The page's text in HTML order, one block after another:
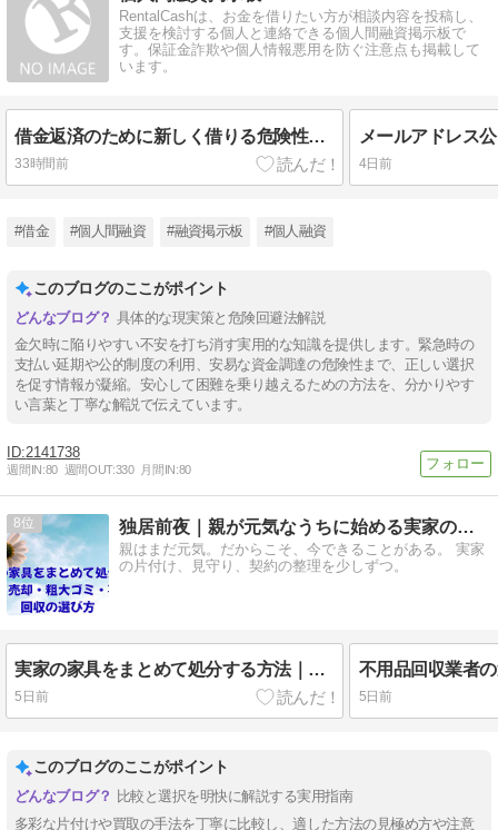
RentalCashは、お金を借りたい方が相談内容を投稿し、
支援を検討する個人と連絡できる個人間融資掲示板で
す。保証金詐欺や個人情報悪用を防ぐ注意点も掲載して
います。
借金返済のために新しく借りる危険性｜多重債務に陥らないために知っておきたいこと
33時間前 4日前
#借金 #個人間融資 #融資掲示板 #個人融資
このブログのここがポイント
具体的な現実策と危険回避法解説
金欠時に陥りやすい不安を打ち消す実用的な知識を提供します。緊急時の
支払い延期や公的制度の利用、安易な資金調達の危険性まで、正しい選択
を促す情報が凝縮。安心して困難を乗り越えるための方法を、分かりやす
い言葉と丁寧な解説で伝えています。
2141738
週間IN:80 週間OUT:330 月間IN:80
8 独居前夜｜親が元気なうちに始める実家の片付けと備え
親はまだ元気。だからこそ、今できることがある。 実家
の片付け、見守り、契約の整理を少しずつ。
実家の家具をまとめて処分する方法｜売却・粗大ゴミ・不用品回収の選び方
5日前 5日前
このブログのここがポイント
比較と選択を明快に解説する実用指南
多彩な片付けや買取の手法を丁寧に比較し、適した方法の見極め方や注意